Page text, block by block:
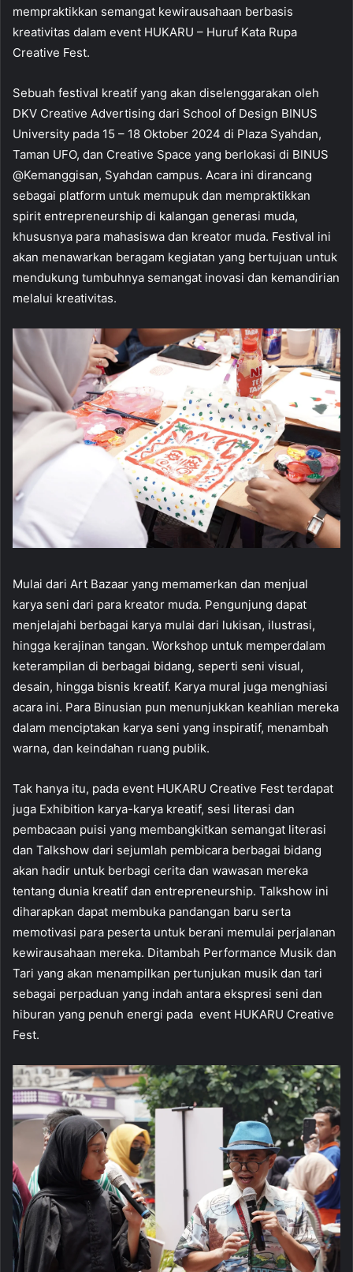
mempraktikkan semangat kewirausahaan berbasis
kreativitas dalam event HUKARU – Huruf Kata Rupa
Creative Fest.
Sebuah festival kreatif yang akan diselenggarakan oleh
DKV Creative Advertising dari School of Design BINUS
University pada 15 – 18 Oktober 2024 di Plaza Syahdan,
Taman UFO, dan Creative Space yang berlokasi di BINUS
@Kemanggisan, Syahdan campus. Acara ini dirancang
sebagai platform untuk memupuk dan mempraktikkan
spirit entrepreneurship di kalangan generasi muda,
khususnya para mahasiswa dan kreator muda. Festival ini
akan menawarkan beragam kegiatan yang bertujuan untuk
mendukung tumbuhnya semangat inovasi dan kemandirian
melalui kreativitas.
Mulai dari Art Bazaar yang memamerkan dan menjual
karya seni dari para kreator muda. Pengunjung dapat
menjelajahi berbagai karya mulai dari lukisan, ilustrasi,
hingga kerajinan tangan. Workshop untuk memperdalam
keterampilan di berbagai bidang, seperti seni visual,
desain, hingga bisnis kreatif. Karya mural juga menghiasi
acara ini. Para Binusian pun menunjukkan keahlian mereka
dalam menciptakan karya seni yang inspiratif, menambah
warna, dan keindahan ruang publik.
Tak hanya itu, pada event HUKARU Creative Fest terdapat
juga Exhibition karya-karya kreatif, sesi literasi dan
pembacaan puisi yang membangkitkan semangat literasi
dan Talkshow dari sejumlah pembicara berbagai bidang
akan hadir untuk berbagi cerita dan wawasan mereka
tentang dunia kreatif dan entrepreneurship. Talkshow ini
diharapkan dapat membuka pandangan baru serta
memotivasi para peserta untuk berani memulai perjalanan
kewirausahaan mereka. Ditambah Performance Musik dan
Tari yang akan menampilkan pertunjukan musik dan tari
sebagai perpaduan yang indah antara ekspresi seni dan
hiburan yang penuh energi pada event HUKARU Creative
Fest.